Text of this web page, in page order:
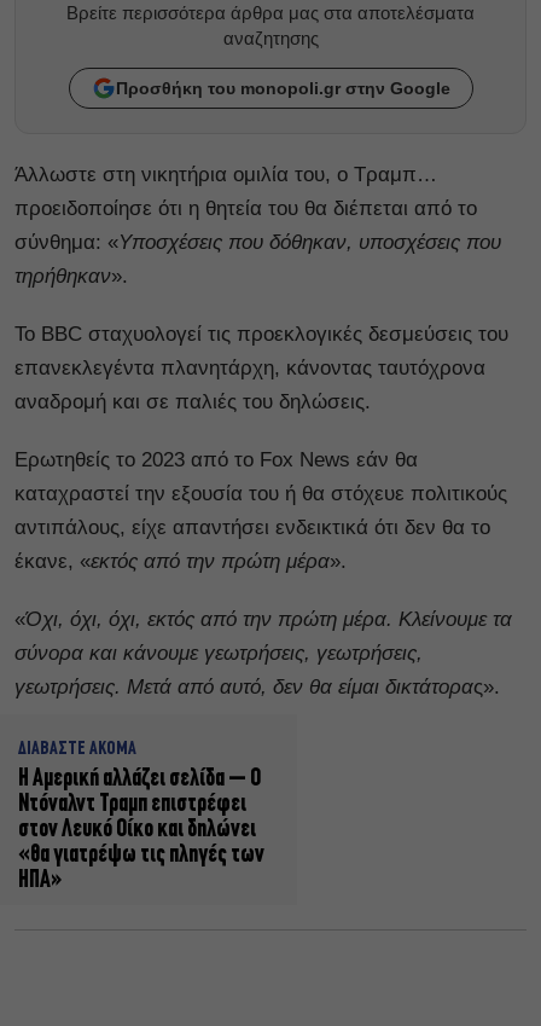
Βρείτε περισσότερα άρθρα μας στα αποτελέσματα
αναζητησης
Προσθήκη του monopoli.gr στην Google
Άλλωστε στη νικητήρια ομιλία του, ο Τραμπ…
προειδοποίησε ότι η θητεία του θα διέπεται από το
σύνθημα: «Υποσχέσεις που δόθηκαν, υποσχέσεις που
τηρήθηκαν».
Το BBC σταχυολογεί τις προεκλογικές δεσμεύσεις του
επανεκλεγέντα πλανητάρχη, κάνοντας ταυτόχρονα
αναδρομή και σε παλιές του δηλώσεις.
Ερωτηθείς το 2023 από το Fox News εάν θα
καταχραστεί την εξουσία του ή θα στόχευε πολιτικούς
αντιπάλους, είχε απαντήσει ενδεικτικά ότι δεν θα το
έκανε, «εκτός από την πρώτη μέρα».
«Όχι, όχι, όχι, εκτός από την πρώτη μέρα. Κλείνουμε τα
σύνορα και κάνουμε γεωτρήσεις, γεωτρήσεις,
γεωτρήσεις. Μετά από αυτό, δεν θα είμαι δικτάτορας».
ΔΙΑΒΑΣΤΕ ΑΚΟΜΑ
Η Αμερική αλλάζει σελίδα – Ο
Ντόναλντ Τραμπ επιστρέφει
στον Λευκό Οίκο και δηλώνει
«θα γιατρέψω τις πληγές των
ΗΠΑ»